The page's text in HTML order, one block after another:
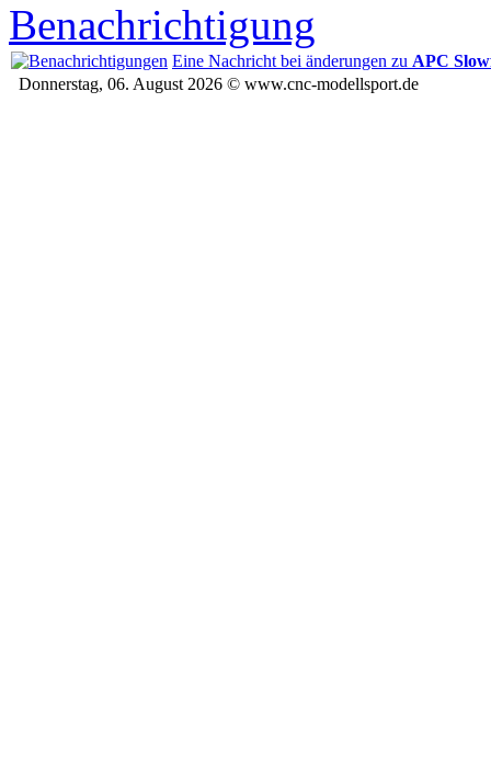
Benachrichtigung
Eine Nachricht bei änderungen zu APC
Donnerstag, 06. August 2026 © www.cnc-modellsport.de